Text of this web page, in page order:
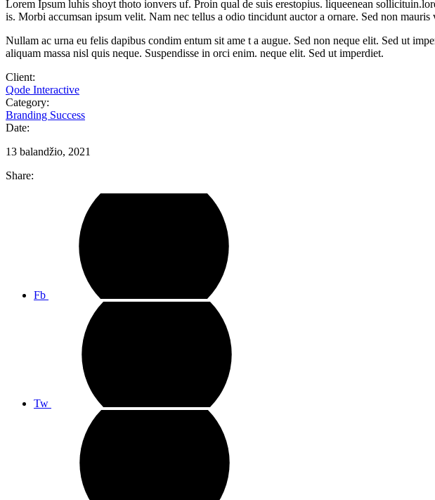
Lorem Ipsum luhis shoyt thoto ionvers uf. Proin qual de suis erestopius. liqueenean
is. Morbi accumsan ipsum velit. Nam nec tellus a odio tincidunt auctor a ornare. Sed non
Nullam ac urna eu felis dapibus condim entum sit ame t a augue. Sed non neque elit. Sed ut
aliquam massa nisl quis neque. Suspendisse in orci enim. neque elit. Sed ut imperdiet.
Client:
Qode Interactive
Category:
Branding Success
Date:
13 balandžio, 2021
Share:
Fb
Tw